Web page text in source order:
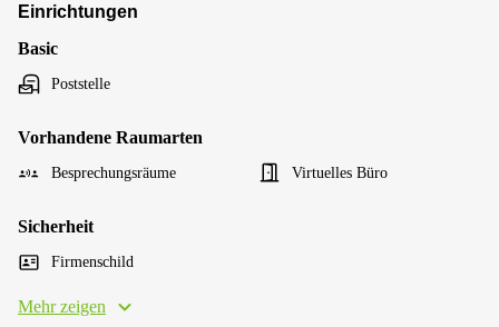
Einrichtungen
Basic
Poststelle
Vorhandene Raumarten
Besprechungsräume Virtuelles Büro
Sicherheit
Firmenschild
Mehr zeigen